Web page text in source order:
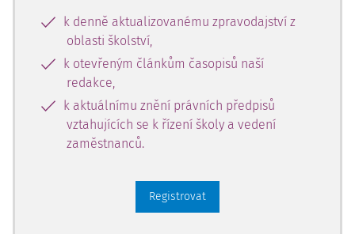
k denně aktualizovanému zpravodajství z
oblasti školství,
k otevřeným článkům časopisů naší
redakce,
k aktuálnímu znění právních předpisů
vztahujících se k řízení školy a vedení
zaměstnanců.
Registrovat